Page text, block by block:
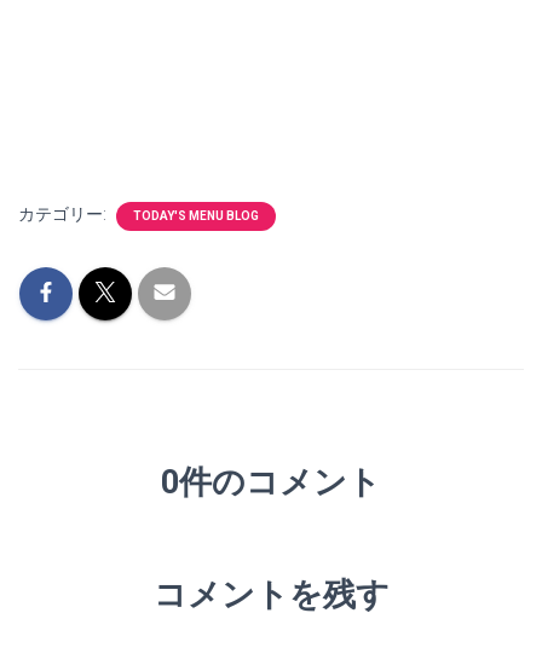
カテゴリー: TODAY'S MENU BLOG
0件のコメント
コメントを残す